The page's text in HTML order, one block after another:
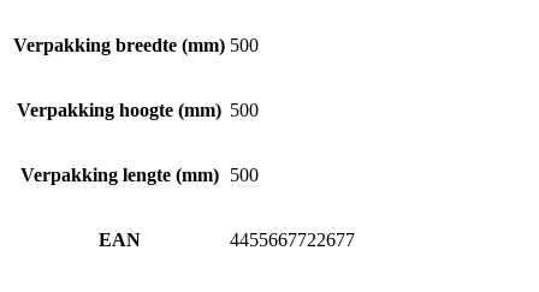
Verpakking breedte (mm) 500
Verpakking hoogte (mm) 500
Verpakking lengte (mm) 500
EAN 4455667722677